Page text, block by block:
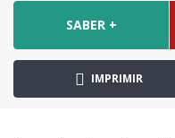
SABER +
IMPRIMIR